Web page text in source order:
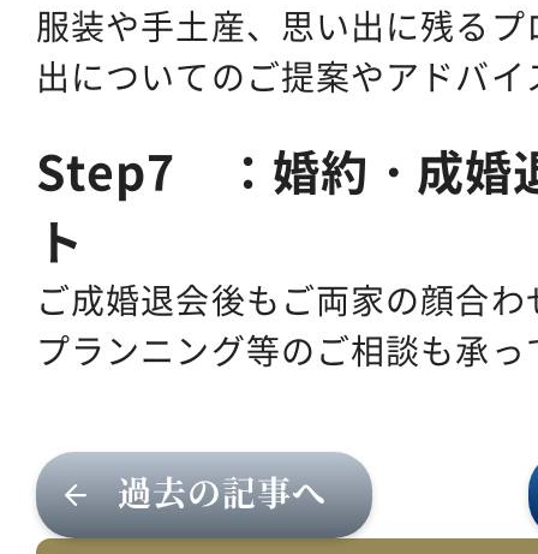
服装や手土産、思い出に残る
出についてのご提案やアドバ
Step7 ：婚約・成婚
ト
ご成婚退会後もご両家の顔合
プランニング等のご相談も承
過去の記事へ